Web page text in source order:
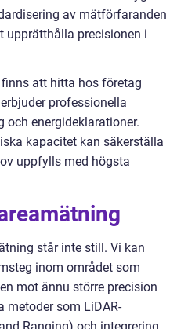
av mätförfaranden
upprätthålla precisionen i
att hitta hos företag
professionella
energideklarationer.
kapacitet kan säkerställa
uppfylls med högsta
står inte still. Vi kan
inom området som
mot ännu större precision
som LiDAR-